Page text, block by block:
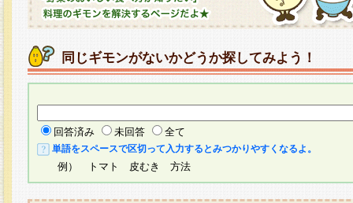
同じギモンがないかどうか探してみよう！
回答済み 未回答 全て
単語をスペースで区切って入力するとみつかりやすくなるよ。
例） トマト 皮むき 方法